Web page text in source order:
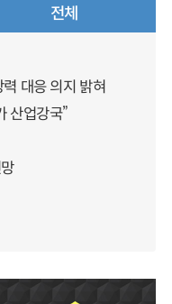
전체
력 대응 의지 밝혀
산업강국”